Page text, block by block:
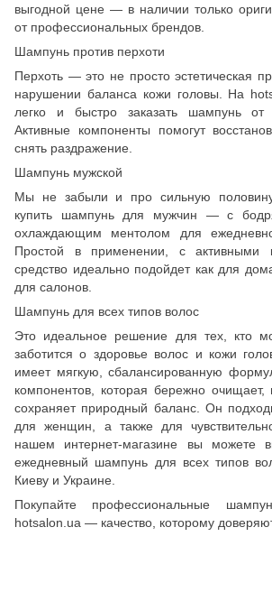
выгодной цене — в наличии только
от профессиональных брендов.
Шампунь против перхоти
Перхоть — это не просто эстетическая
нарушении баланса кожи головы. На
легко и быстро заказать шампунь
Активные компоненты помогут
снять раздражение.
Шампунь мужской
Мы не забыли и про сильную
купить шампунь для мужчин — с
охлаждающим ментолом для
Простой в применении, с активными
средство идеально подойдет как для
для салонов.
Шампунь для всех типов волос
Это идеальное решение для тех, кто
заботится о здоровье волос и кожи
имеет мягкую, сбалансированную
компонентов, которая бережно
сохраняет природный баланс. Он
для женщин, а также для
нашем интернет-магазине вы можете
ежедневный шампунь для всех типов
Киеву и Украине.
Покупайте профессиональные
hotsalon.ua — качество, которому